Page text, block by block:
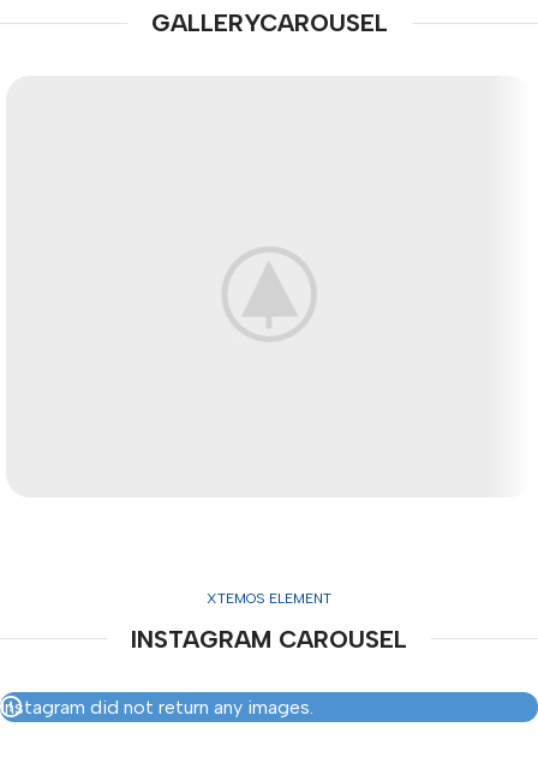
GALLERYCAROUSEL
XTEMOS ELEMENT
INSTAGRAM CAROUSEL
Instagram did not return any images.